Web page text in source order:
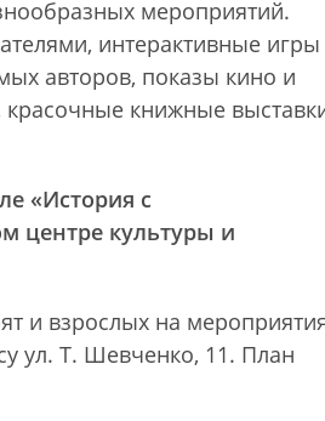
мероприятий.
интерактивные игры
авторов, показы кино и
красочные книжные
«История с
центре культуры и
и взрослых на
ул. Т. Шевченко, 11. План